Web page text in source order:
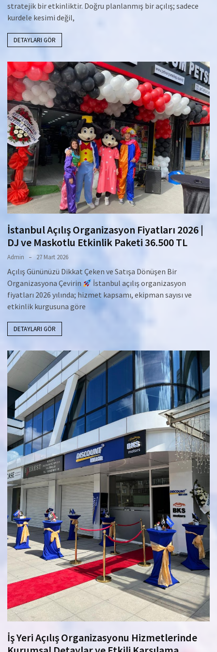
stratejik bir etkinliktir. Doğru planlanmış bir açılış; sadece
kurdele kesimi değil,
DETAYLARI GÖR
İstanbul Açılış Organizasyon Fiyatları 2026 |
DJ ve Maskotlu Etkinlik Paketi 36.500 TL
Admin 27 Mart 2026
Açılış Gününüzü Dikkat Çeken ve Satışa Dönüşen Bir
Organizasyona Çevirin
İstanbul açılış organizasyon
fiyatları 2026 yılında; hizmet kapsamı, ekipman sayısı ve
etkinlik kurgusuna göre
DETAYLARI GÖR
İş Yeri Açılış Organizasyonu Hizmetlerinde